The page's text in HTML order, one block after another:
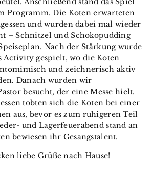
Programm. Die Koten erwarteten
und wurden dabei mal wieder
– Schnitzel und Schokopudding
Nach der Stärkung wurde
Activity gespielt, wo die Koten
und zeichnerisch aktiv
Danach wurden wir
besucht, der eine Messe hielt.
tobten sich die Koten bei einer
aus, bevor es zum ruhigeren Teil
und Lagerfeuerabend stand an
bewiesen ihr Gesangstalent.
liebe Grüße nach Hause!